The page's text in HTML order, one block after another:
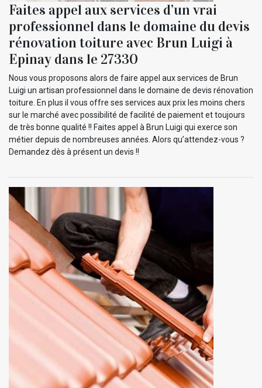
Faites appel aux services d’un vrai
professionnel dans le domaine du devis
rénovation toiture avec Brun Luigi à
Epinay dans le 27330
Nous vous proposons alors de faire appel aux services de Brun
Luigi un artisan professionnel dans le domaine de devis rénovation
toiture. En plus il vous offre ses services aux prix les moins chers
sur le marché avec possibilité de facilité de paiement et toujours
de très bonne qualité !! Faites appel à Brun Luigi qui exerce son
métier depuis de nombreuses années. Alors qu’attendez-vous ?
Demandez dès à présent un devis !!